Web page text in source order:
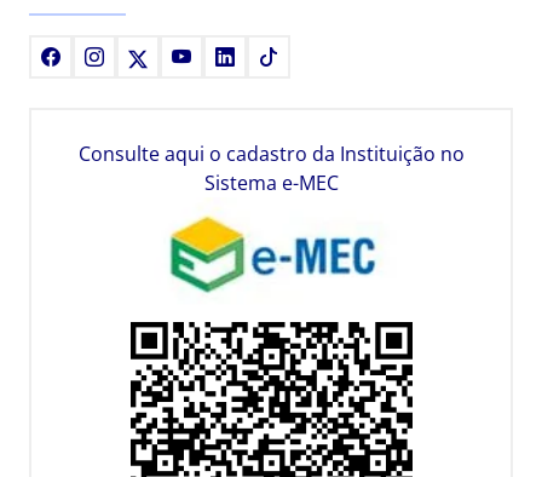
FacebookInstagram YoutubeLinkedIn
Consulte aqui o cadastro da Instituição no
Sistema e-MEC